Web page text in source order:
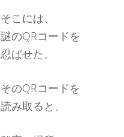
そこには、
謎のQRコードを
忍ばせた。
そのQRコードを
読み取ると、